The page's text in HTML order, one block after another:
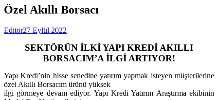
Özel Akıllı Borsacı
Editör27 Eylül 2022
SEKTÖRÜN İLKİ YAPI KREDİ AKILLI
BORSACIM’A İLGİ ARTIYOR!
Yapı Kredi’nin hisse senedine yatırım yapmak isteyen müşterilerine
özel Akıllı Borsacım ürünü yüksek
ilgi görmeye devam ediyor. Yapı Kredi Yatırım Araştırma ekibinin